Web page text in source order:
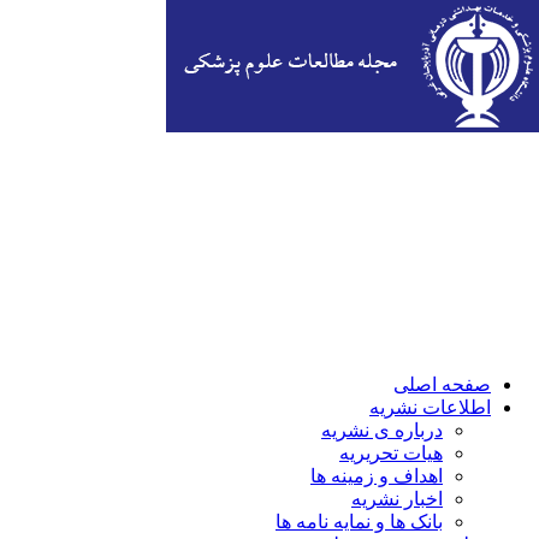
صفحه اصلی
اطلاعات نشریه
درباره ی نشریه
هیات تحریریه
اهداف و زمینه ها
اخبار نشریه
بانک ها و نمایه نامه ها